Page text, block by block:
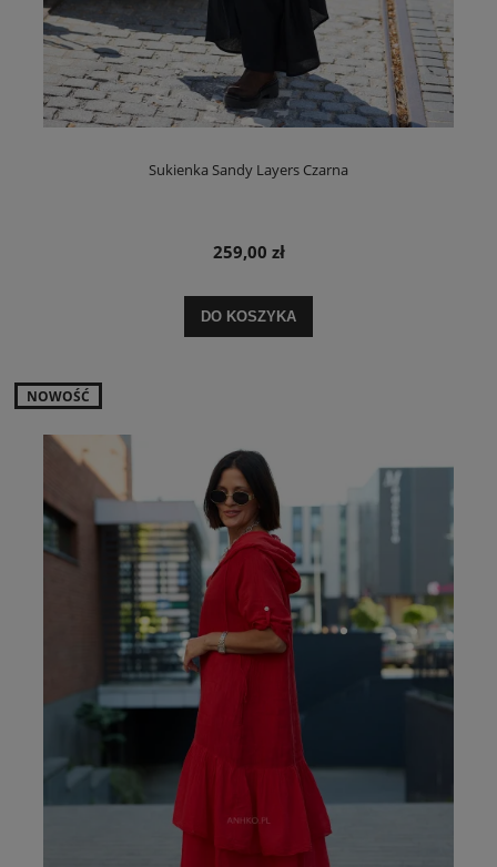
Sukienka Sandy Layers Czarna
259,00 zł
DO KOSZYKA
NOWOŚĆ